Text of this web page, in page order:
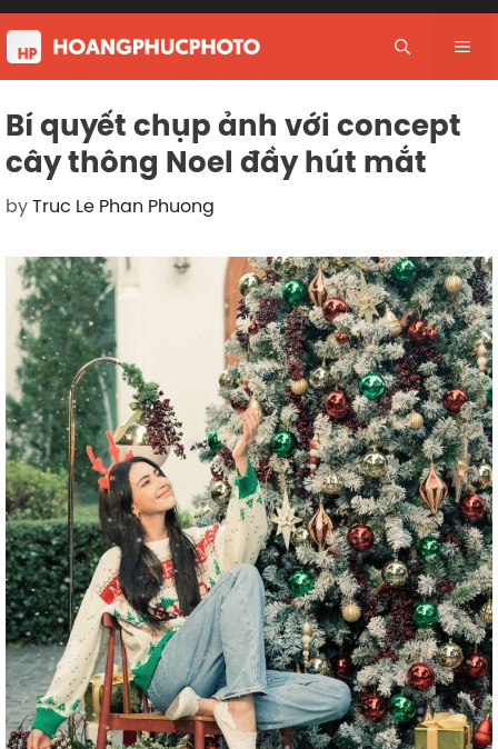
Skip
to
content
Bí quyết chụp ảnh với concept
cây thông Noel đầy hút mắt
byTruc Le Phan Phuong